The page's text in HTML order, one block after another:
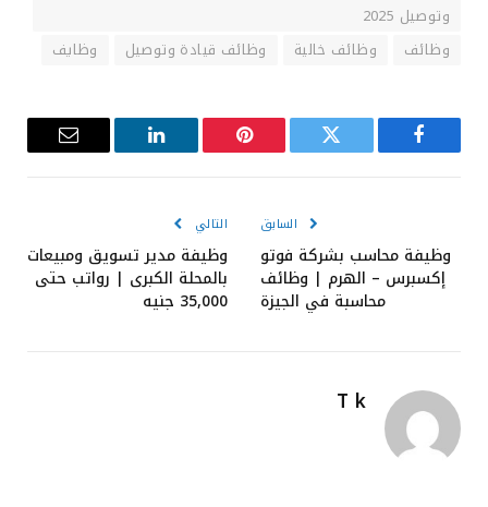
وتوصيل 2025
وظائف
وظائف خالية وظائف قيادة وتوصيل وظايف
فيسبوك تويتر بينتيريست لينكدإن
البريد
السابق
وظيفة محاسب بشركة فوتو
إكسبرس – الهرم | وظائف
محاسبة في الجيزة
التالي
وظيفة مدير تسويق ومبيعات
بالمحلة الكبرى | رواتب حتى
35,000 جنيه
T k